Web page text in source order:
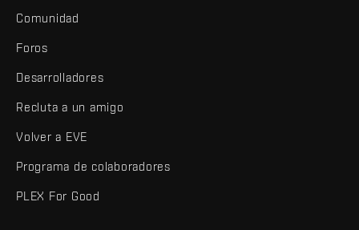
Comunidad
Foros
Desarrolladores
Recluta a un amigo
Volver a EVE
Programa de colaboradores
PLEX For Good